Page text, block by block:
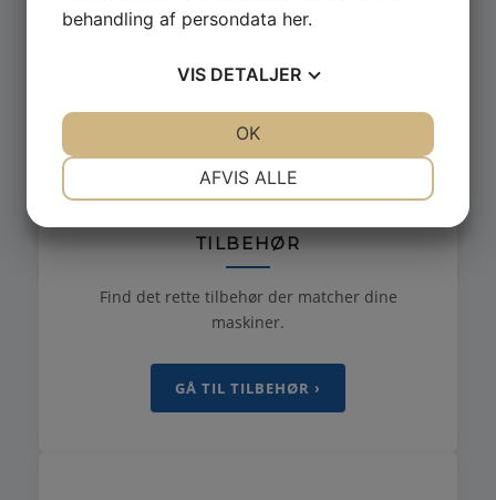
TILBEHØR
Find det rette tilbehør der matcher dine
maskiner.
GÅ TIL TILBEHØR ›
behandling af persondata her.
VIS DETALJER
NØDVENDIGE PRÆFERENCER
MARKETING
AFVIS ALLE
OK